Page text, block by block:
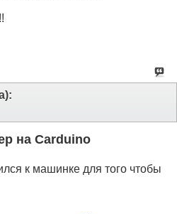
на Carduino
к машинке для того чтобы